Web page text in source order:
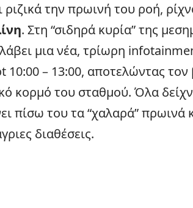
ριζικά την πρωινή του ροή,
. Στη “σιδηρά κυρία” της
μια νέα, τρίωρη
10:00 – 13:00, αποτελώντας τον
κορμό του σταθμού. Όλα
πίσω του τα “χαλαρά” πρωινά
διαθέσεις.